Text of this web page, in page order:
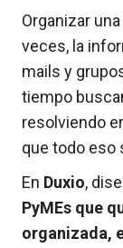
Organizar
veces, la
mails y
tiempo
resolviendo
que todo eso
En Duxio,
PyMEs que
organizada,